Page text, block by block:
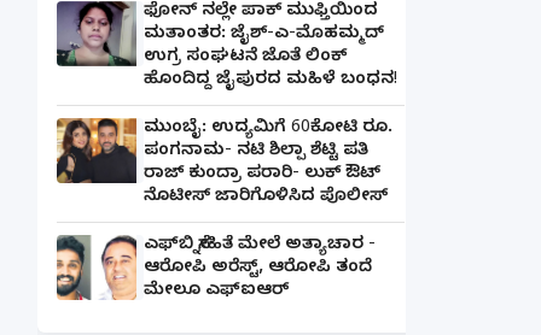
ಫೋನ್ ನಲ್ಲೇ ಪಾಕ್ ಮುಫ್ತಿಯಿಂದ
ಮತಾಂತರ: ಜೈಶ್-ಎ-ಮೊಹಮ್ಮದ್
ಉಗ್ರ ಸಂಘಟನೆ ಜೊತೆ ಲಿಂಕ್
ಹೊಂದಿದ್ದ ಜೈಪುರದ ಮಹಿಳೆ ಬಂಧನ!
ಮುಂಬೈ: ಉದ್ಯಮಿಗೆ 60ಕೋಟಿ ರೂ.
ಪಂಗನಾಮ- ನಟಿ ಶಿಲ್ಪಾ ಶೆಟ್ಟಿ ಪತಿ
ರಾಜ್ ಕುಂದ್ರಾ ಪರಾರಿ- ಲುಕ್ ಔಟ್
ನೊಟೀಸ್ ಜಾರಿಗೊಳಿಸಿದ ಪೊಲೀಸ್
ಎಫ್‌ಬಿ ಸ್ನೇಹಿತೆ ಮೇಲೆ ಅತ್ಯಾಚಾರ -
ಆರೋಪಿ ಅರೆಸ್ಟ್, ಆರೋಪಿ ತಂದೆ
ಮೇಲೂ ಎಫ್ಐಆರ್